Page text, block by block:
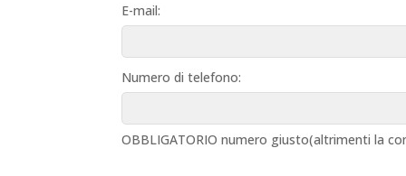
E-mail:
Numero di telefono:
OBBLIGATORIO numero giusto(altrimenti la